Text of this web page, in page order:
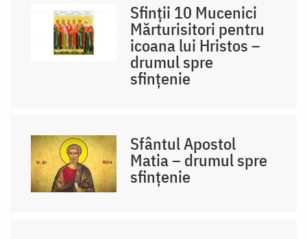
Sfinții 10 Mucenici
Mărturisitori pentru
icoana lui Hristos –
drumul spre
sfințenie
Sfântul Apostol
Matia – drumul spre
sfințenie